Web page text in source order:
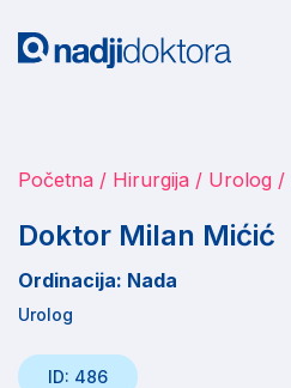
Početna Hirurgija Urolog
Doktor Milan Mićić
Ordinacija: Nada
Urolog
ID: 486